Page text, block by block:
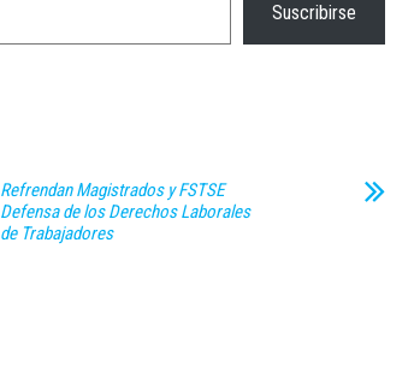
Suscribirse
Refrendan Magistrados y FSTSE
Defensa de los Derechos Laborales
de Trabajadores